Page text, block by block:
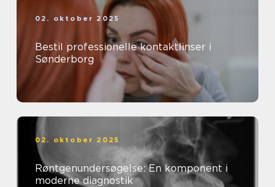
02. oktober 2025
Bestil professionelle kontaktlinser i
Sønderborg
02. oktober 2025
Røntgenundersøgelse: En komponent i
moderne diagnostik